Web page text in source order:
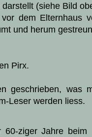
(siehe Bild
dem Elternhaus
und herum
Pirx.
geschrieben, was
Leser werden liess.
ziger Jahre beim